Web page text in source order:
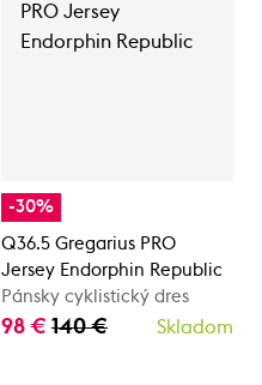
-30%
Q36.5 Gregarius PRO
Jersey Endorphin Republic
Pánsky cyklistický dres
98 € 140 € Skladom